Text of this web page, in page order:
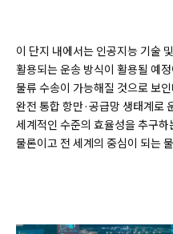
이 단지 내에서는 인공지능 기술
활용되는 운송 방식이 활용될 예
물류 수송이 가능해질 것으로 보
완전 통합 항만·공급망 생태계로
세계적인 수준의 효율성을 추구
물론이고 전 세계의 중심이 되는